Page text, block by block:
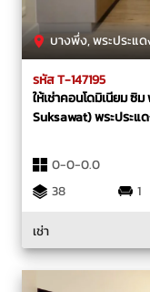
บางพึ่ง, พระประแ
รหัส T-147195
ให้เช่าคอนโดมิเนียม
Suksawat) พระประแ
0-0-0.0
38
1
เช่า